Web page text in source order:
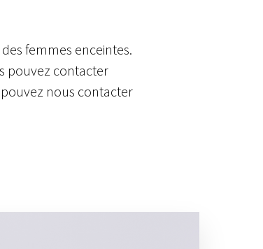
femmes enceintes.
pouvez contacter
pouvez nous contacter